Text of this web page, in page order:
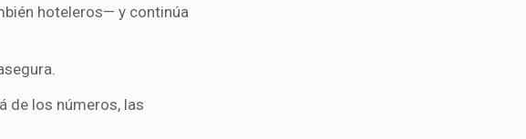
hoteleros— y continúa
de los números, las